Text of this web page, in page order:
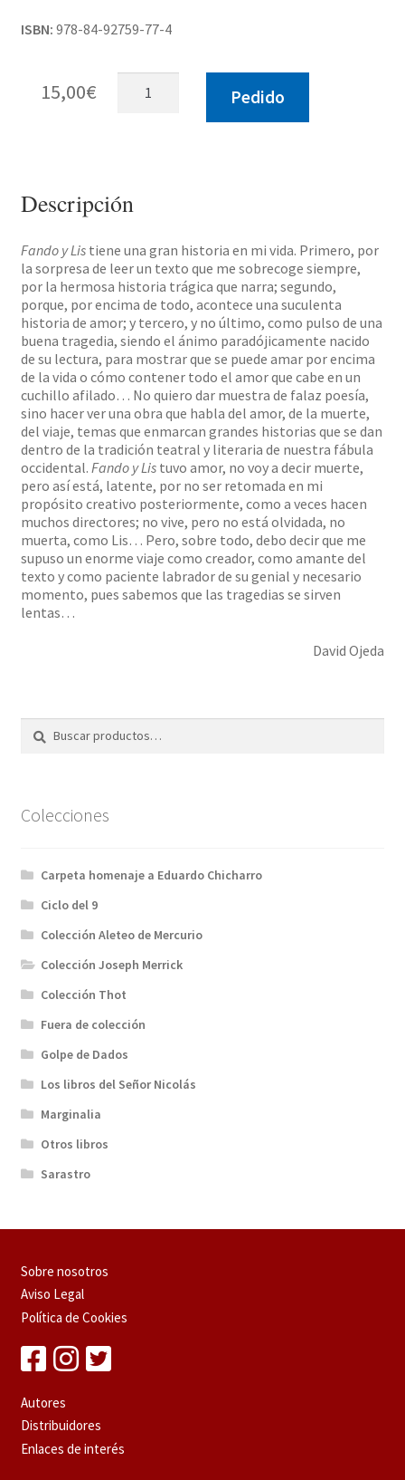
ISBN: 978-84-92759-77-4
15,00€ Pedido
Descripción
Fando y Listiene una gran historia en mi vida. Primero, por
la sorpresa de leer un texto que me sobrecoge siempre,
por la hermosa historia trágica que narra; segundo,
porque, por encima de todo, acontece una suculenta
historia de amor; y tercero, y no último, como pulso de una
buena tragedia, siendo el ánimo paradójicamente nacido
de su lectura, para mostrar que se puede amar por encima
de la vida o cómo contener todo el amor que cabe en un
cuchillo afilado… No quiero dar muestra de falaz poesía,
sino hacer ver una obra que habla del amor, de la muerte,
del viaje, temas que enmarcan grandes historias que se dan
dentro de la tradición teatral y literaria de nuestra fábula
occidental. Fando y Listuvo amor, no voy a decir muerte,
pero así está, latente, por no ser retomada en mi
propósito creativo posteriormente, como a veces hacen
muchos directores; no vive, pero no está olvidada, no
muerta, como Lis… Pero, sobre todo, debo decir que me
supuso un enorme viaje como creador, como amante del
texto y como paciente labrador de su genial y necesario
momento, pues sabemos que las tragedias se sirven
lentas…
David Ojeda
Buscar
Buscar
Colecciones
Carpeta homenaje a Eduardo Chicharro
Ciclo del 9
Colección Aleteo de Mercurio
Colección Joseph Merrick
Colección Thot
Fuera de colección
Golpe de Dados
Los libros del Señor Nicolás
Marginalia
Otros libros
Sarastro
Sobre nosotros
Aviso Legal
Política de Cookies
Autores
Distribuidores
Enlaces de interés